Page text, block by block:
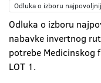
Odluka o izboru
Odluka o izboru
nabavke invertnog
potrebe Medicinskog
LOT 1.